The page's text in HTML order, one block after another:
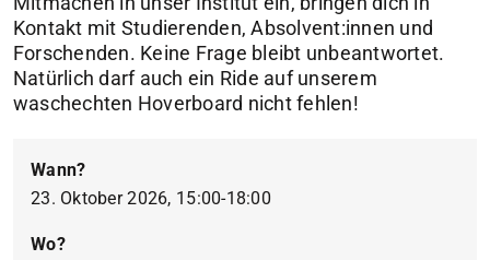
Kontakt mit Studierenden, Absolvent:innen und
Forschenden. Keine Frage bleibt unbeantwortet.
Natürlich darf auch ein Ride auf unserem
waschechten Hoverboard nicht fehlen!
Wann?
23. Oktober 2026, 15:00-18:00
Wo?